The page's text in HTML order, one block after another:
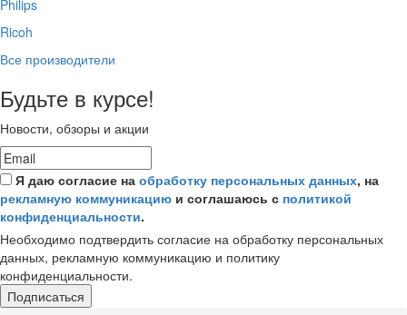
Philips
Ricoh
Все производители
Будьте в курсе!
Новости, обзоры и акции
Я даю согласие на обработку персональных данных, на
рекламную коммуникацию и соглашаюсь с политикой
конфиденциальности.
Необходимо подтвердить согласие на обработку персональных
данных, рекламную коммуникацию и политику
конфиденциальности.
Подписаться